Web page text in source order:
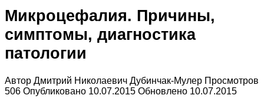
Микроцефалия. Причины,
симптомы, диагностика
патологии
Автор Дмитрий Николаевич Дубинчак-Мулер Просмотров
506 Опубликовано 10.07.2015 Обновлено 10.07.2015